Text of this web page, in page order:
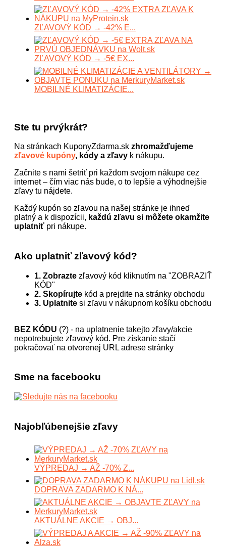
ZĽAVOVÝ KÓD → -42% E...
ZĽAVOVÝ KÓD → -5€ EX...
MOBILNÉ KLIMATIZÁCIE...
Ste tu prvýkrát?
Na stránkach KuponyZdarma.sk zhromažďujeme
zľavové kupóny, kódy a zľavy k nákupu.
Začnite s nami šetriť pri každom svojom nákupe cez
internet – čím viac nás bude, o to lepšie a výhodnejšie
zľavy tu nájdete.
Každý kupón so zľavou na našej stránke je ihneď
platný a k dispozícii, každú zľavu si môžete okamžite
uplatniť pri nákupe.
Ako uplatniť zľavový kód?
1. Zobrazte zľavový kód kliknutím na "ZOBRAZIŤ
KÓD"
2. Skopírujte kód a prejdite na stránky obchodu
3. Uplatnite si zľavu v nákupnom košíku obchodu
BEZ KÓDU (?) - na uplatnenie takejto zľavy/akcie
nepotrebujete zľavový kód. Pre získanie stačí
pokračovať na otvorenej URL adrese stránky
Sme na facebooku
Najobľúbenejšie zľavy
VÝPREDAJ → AŽ -70% Z...
DOPRAVA ZADARMO K NÁ...
AKTUÁLNE AKCIE → OBJ...